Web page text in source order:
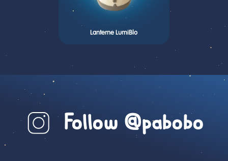
Lanterne LumiBlo
Follow @pabobo